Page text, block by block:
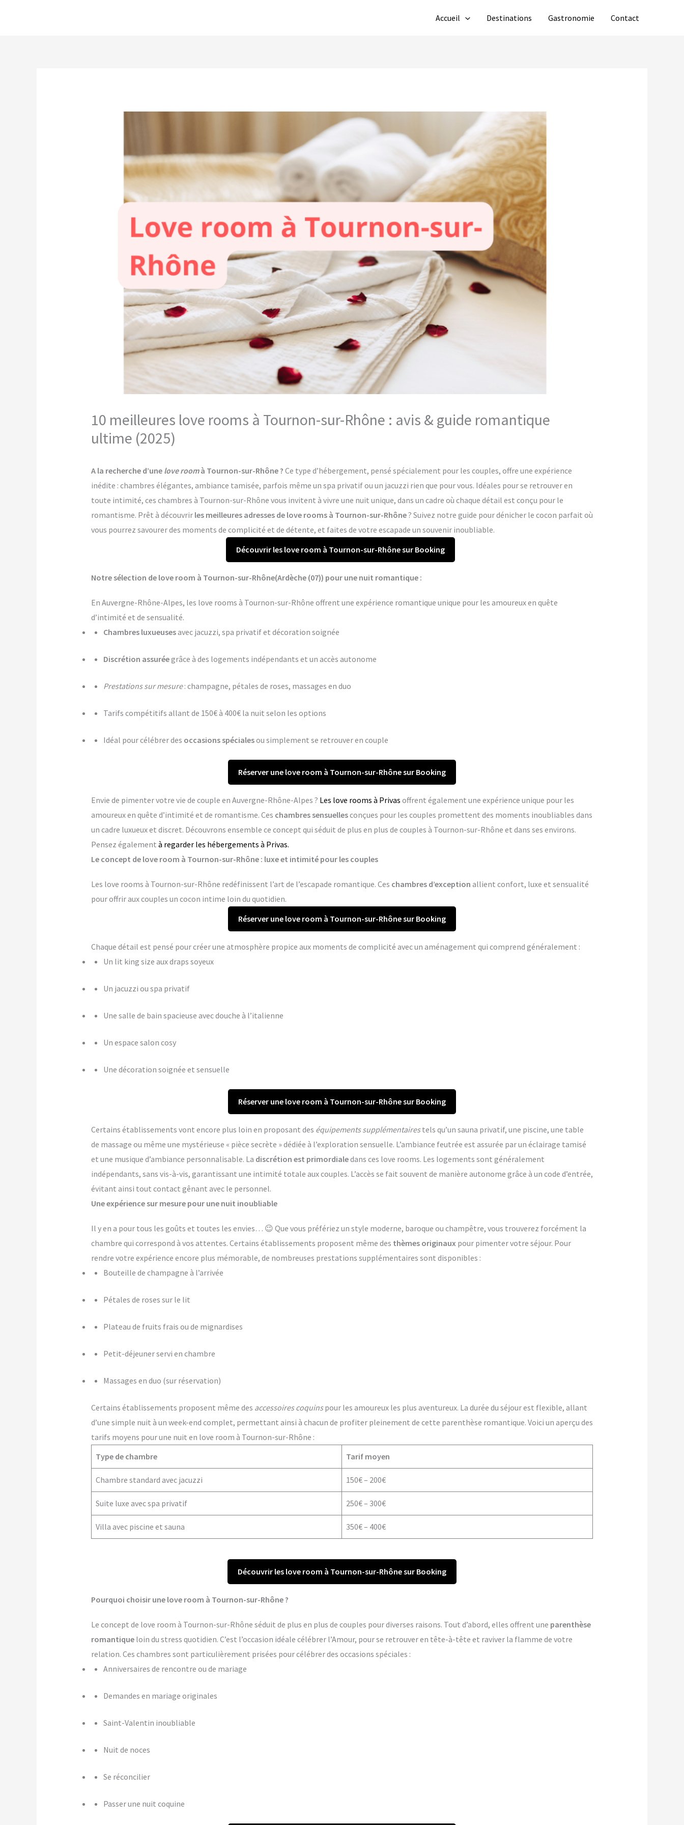
Accueil Destinations Gastronomie Contact
10 meilleures love rooms à Tournon-sur-Rhône : avis & guide romantique
ultime (2025)
A la recherche d’une love roomà Tournon-sur-Rhône ? Ce type d’hébergement, pensé spécialement pour les couples, offre une expérience
inédite : chambres élégantes, ambiance tamisée, parfois même un spa privatif ou un jacuzzi rien que pour vous. Idéales pour se retrouver en
toute intimité, ces chambres à Tournon-sur-Rhône vous invitent à vivre une nuit unique, dans un cadre où chaque détail est conçu pour le
romantisme. Prêt à découvrir les meilleures adresses de love rooms à Tournon-sur-Rhône? Suivez notre guide pour dénicher le cocon parfait où
vous pourrez savourer des moments de complicité et de détente, et faites de votre escapade un souvenir inoubliable.
Découvrir les love room à Tournon-sur-Rhône sur Booking
Notre sélection de love room à Tournon-sur-Rhône(Ardèche (07)) pour une nuit romantique :
En Auvergne-Rhône-Alpes, les love rooms à Tournon-sur-Rhône offrent une expérience romantique unique pour les amoureux en quête
d’intimité et de sensualité.
Chambres luxueusesavec jacuzzi, spa privatif et décoration soignée
Discrétion assuréegrâce à des logements indépendants et un accès autonome
Prestations sur mesure: champagne, pétales de roses, massages en duo
Tarifs compétitifs allant de 150€ à 400€ la nuit selon les options
Idéal pour célébrer des occasions spécialesou simplement se retrouver en couple
Réserver une love room à Tournon-sur-Rhône sur Booking
Envie de pimenter votre vie de couple en Auvergne-Rhône-Alpes ? Les love rooms à Privas offrent également une expérience unique pour les
amoureux en quête d’intimité et de romantisme. Ces chambres sensuellesconçues pour les couples promettent des moments inoubliables dans
un cadre luxueux et discret. Découvrons ensemble ce concept qui séduit de plus en plus de couples à Tournon-sur-Rhône et dans ses environs.
Pensez également à regarder les hébergements à Privas.
Le concept de love room à Tournon-sur-Rhône : luxe et intimité pour les couples
Les love rooms à Tournon-sur-Rhône redéfinissent l’art de l’escapade romantique. Ces chambres d’exception allient confort, luxe et sensualité
pour offrir aux couples un cocon intime loin du quotidien.
Réserver une love room à Tournon-sur-Rhône sur Booking
Chaque détail est pensé pour créer une atmosphère propice aux moments de complicité avec un aménagement qui comprend généralement :
Un lit king size aux draps soyeux
Un jacuzzi ou spa privatif
Une salle de bain spacieuse avec douche à l’italienne
Un espace salon cosy
Une décoration soignée et sensuelle
Réserver une love room à Tournon-sur-Rhône sur Booking
Certains établissements vont encore plus loin en proposant des équipements supplémentairestels qu’un sauna privatif, une piscine, une table
de massage ou même une mystérieuse « pièce secrète » dédiée à l’exploration sensuelle. L’ambiance feutrée est assurée par un éclairage tamisé
et une musique d’ambiance personnalisable. La discrétion est primordialedans ces love rooms. Les logements sont généralement
indépendants, sans vis-à-vis, garantissant une intimité totale aux couples. L’accès se fait souvent de manière autonome grâce à un code d’entrée,
évitant ainsi tout contact gênant avec le personnel.
Une expérience sur mesure pour une nuit inoubliable
Il y en a pour tous les goûts et toutes les envies… 😉 Que vous préfériez un style moderne, baroque ou champêtre, vous trouverez forcément la
chambre qui correspond à vos attentes. Certains établissements proposent même des thèmes originaux pour pimenter votre séjour. Pour
rendre votre expérience encore plus mémorable, de nombreuses prestations supplémentaires sont disponibles :
Bouteille de champagne à l’arrivée
Pétales de roses sur le lit
Plateau de fruits frais ou de mignardises
Petit-déjeuner servi en chambre
Massages en duo (sur réservation)
Certains établissements proposent même des accessoires coquinspour les amoureux les plus aventureux. La durée du séjour est flexible, allant
d’une simple nuit à un week-end complet, permettant ainsi à chacun de profiter pleinement de cette parenthèse romantique. Voici un aperçu des
tarifs moyens pour une nuit en love room à Tournon-sur-Rhône :
Type de chambre
Tarif moyen
Chambre standard avec jacuzzi 150€ – 200€
Suite luxe avec spa privatif 250€ – 300€
Villa avec piscine et sauna 350€ – 400€
Découvrir les love room à Tournon-sur-Rhône sur Booking
Pourquoi choisir une love room à Tournon-sur-Rhône ?
Le concept de love room à Tournon-sur-Rhône séduit de plus en plus de couples pour diverses raisons. Tout d’abord, elles offrent une parenthèse
romantiqueloin du stress quotidien. C’est l’occasion idéale célébrer l’Amour, pour se retrouver en tête-à-tête et raviver la flamme de votre
relation. Ces chambres sont particulièrement prisées pour célébrer des occasions spéciales :
Anniversaires de rencontre ou de mariage
Demandes en mariage originales
Saint-Valentin inoubliable
Nuit de noces
Se réconcilier
Passer une nuit coquine